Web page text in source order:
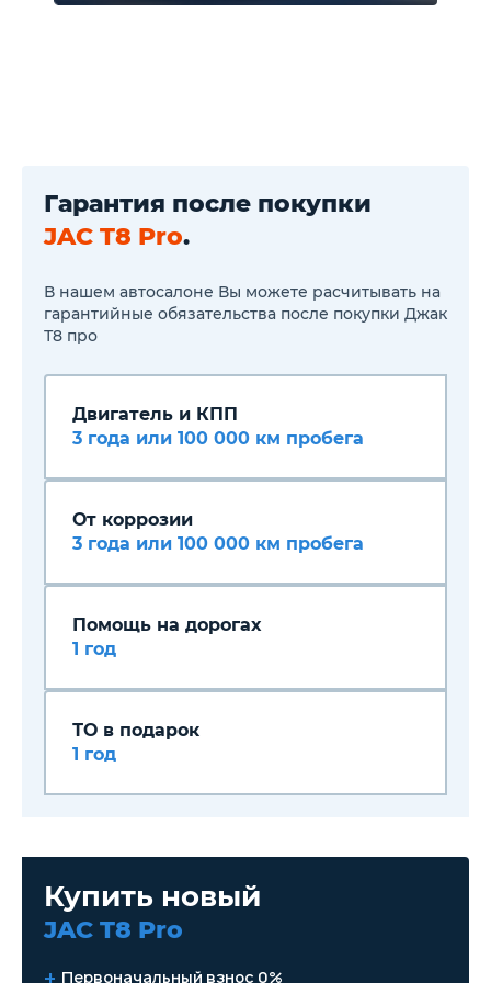
Low
Гарантия после покупки
JAC T8 Pro.
В нашем автосалоне Вы можете расчитывать на
гарантийные обязательства после покупки Джак
Т8 про
Двигатель и КПП
3 года или 100 000 км пробега
От коррозии
3 года или 100 000 км пробега
Помощь на дорогах
1 год
ТО в подарок
1 год
Купить новый
JAC T8 Pro
Первоначальный взнос 0%